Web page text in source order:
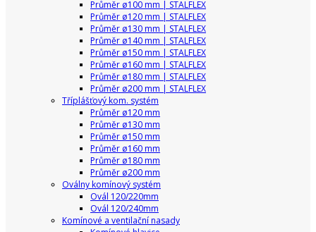
Průměr ø100 mm | STALFLEX
Průměr ø120 mm | STALFLEX
Průměr ø130 mm | STALFLEX
Průměr ø140 mm | STALFLEX
Průměr ø150 mm | STALFLEX
Průměr ø160 mm | STALFLEX
Průměr ø180 mm | STALFLEX
Průměr ø200 mm | STALFLEX
Tříplášťový kom. systém
Průměr ø120 mm
Průměr ø130 mm
Průměr ø150 mm
Průměr ø160 mm
Průměr ø180 mm
Průměr ø200 mm
Oválny komínový systém
Ovál 120/220mm
Ovál 120/240mm
Komínové a ventilační nasady